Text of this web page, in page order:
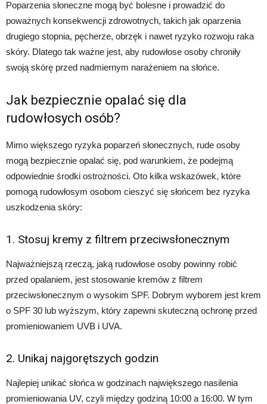
Poparzenia słoneczne mogą być bolesne i prowadzić do
poważnych konsekwencji zdrowotnych, takich jak oparzenia
drugiego stopnia, pęcherze, obrzęk i nawet ryzyko rozwoju raka
skóry. Dlatego tak ważne jest, aby rudowłose osoby chroniły
swoją skórę przed nadmiernym narażeniem na słońce.
Jak bezpiecznie opalać się dla
rudowłosych osób?
Mimo większego ryzyka poparzeń słonecznych, rude osoby
mogą bezpiecznie opalać się, pod warunkiem, że podejmą
odpowiednie środki ostrożności. Oto kilka wskazówek, które
pomogą rudowłosym osobom cieszyć się słońcem bez ryzyka
uszkodzenia skóry:
1. Stosuj kremy z filtrem przeciwsłonecznym
Najważniejszą rzeczą, jaką rudowłose osoby powinny robić
przed opalaniem, jest stosowanie kremów z filtrem
przeciwsłonecznym o wysokim SPF. Dobrym wyborem jest krem
o SPF 30 lub wyższym, który zapewni skuteczną ochronę przed
promieniowaniem UVB i UVA.
2. Unikaj najgorętszych godzin
Najlepiej unikać słońca w godzinach największego nasilenia
promieniowania UV, czyli między godziną 10:00 a 16:00. W tym